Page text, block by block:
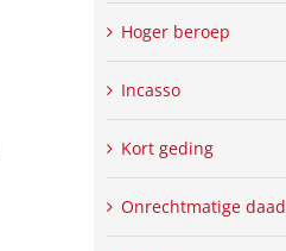
Hoger beroep
Incasso
Kort geding
Onrechtmatige daad